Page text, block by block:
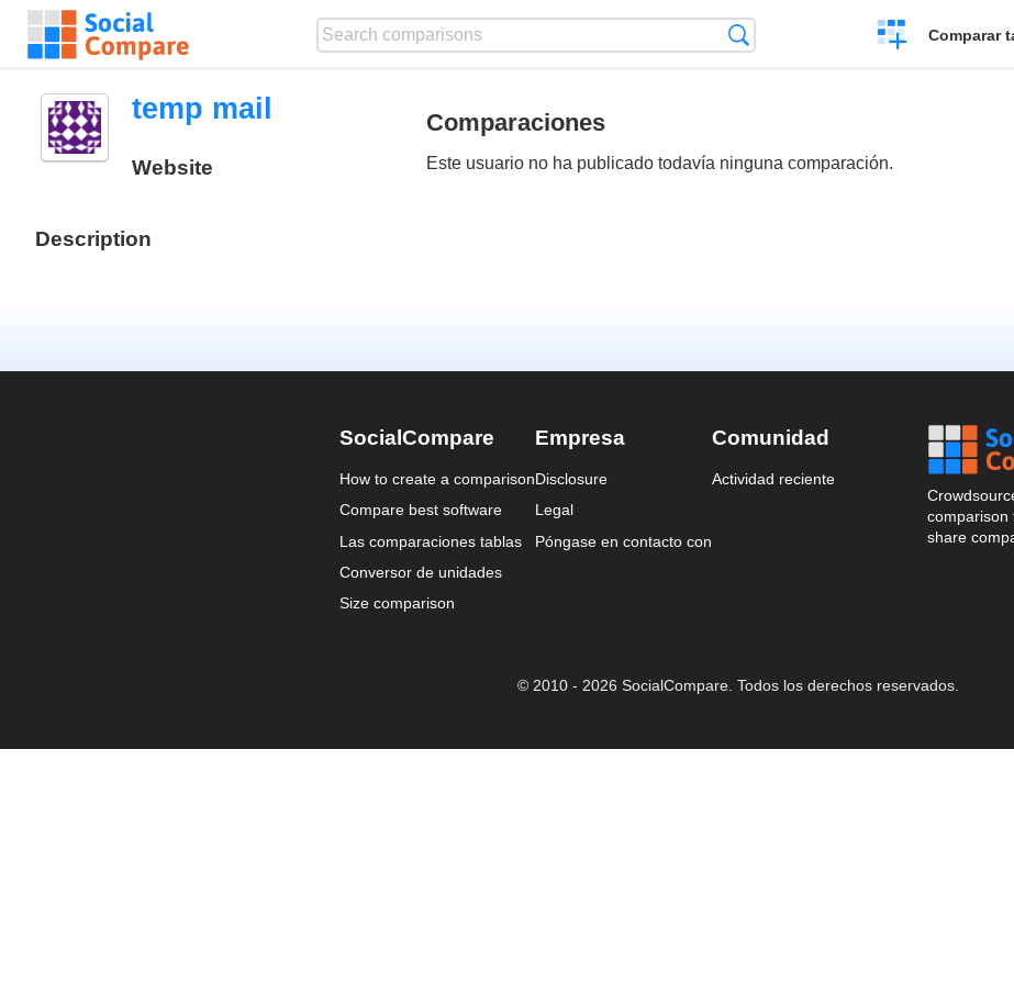
Crear
una
Comparar
temp mail
Website
Description
Comparaciones
Este usuario no ha publicado todavía ninguna comparación.
SocialCompare
How to create a comparison
Compare best software
Las comparaciones tablas
Conversor de unidades
Size comparison
Empresa
Disclosure
Legal
Póngase en contacto con
Comunidad
Actividad reciente
comparison
share
© 2010 - 2026 SocialCompare. Todos los derechos reservados.